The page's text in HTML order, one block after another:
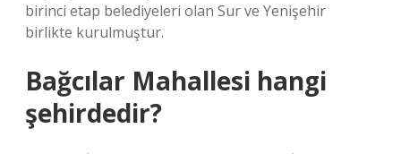
birinci etap belediyeleri olan Sur ve Yenişehir
birlikte kurulmuştur.
Bağcılar Mahallesi hangi
şehirdedir?